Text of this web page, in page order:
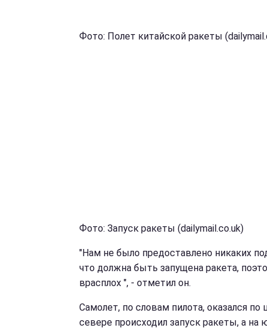
Фото: Полет китайской ракеты
Фото: Запуск ракеты (dailymail.co.uk)
"Нам не было предоставлено никаких
что должна быть запущена ракета,
врасплох ", - отметил он.
Самолет, по словам пилота, оказался
севере происходил запуск ракеты, а